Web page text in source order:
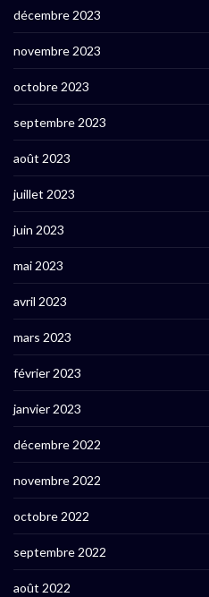
décembre 2023
novembre 2023
octobre 2023
septembre 2023
août 2023
juillet 2023
juin 2023
mai 2023
avril 2023
mars 2023
février 2023
janvier 2023
décembre 2022
novembre 2022
octobre 2022
septembre 2022
août 2022